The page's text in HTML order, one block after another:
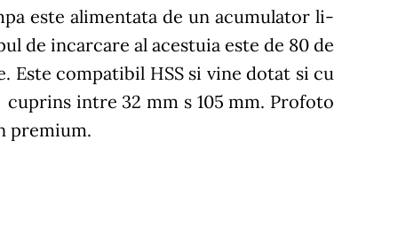
este alimentata de un acumulator li-
de incarcare al acestuia este de 80 de
Este compatibil HSS si vine dotat si cu
cuprins intre 32 mm s 105 mm. Profoto
premium.